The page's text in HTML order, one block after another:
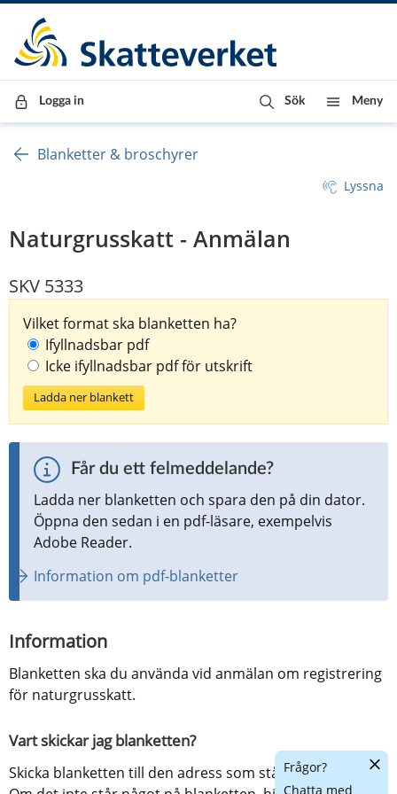
Till innehåll
Till navigationen
Till chattrobot
Logga in Sök Meny
Blanketter & broschyrer
Lyssna
Naturgrusskatt - Anmälan
SKV 5333
Vilket format ska blanketten ha?
Ifyllnadsbar pdf
Icke ifyllnadsbar pdf för utskrift
Ladda ner blankett
Får du ett felmeddelande?
Ladda ner blanketten och spara den på din dator.
Öppna den sedan i en pdf-läsare, exempelvis
Adobe Reader.
Information om pdf-blanketter
Information
Blanketten ska du använda vid anmälan om registrering
för naturgrusskatt.
Vart skickar jag blanketten?
Skicka blanketten till den adress som står på blanketten.
Frågor?
Chatta med
Dölj